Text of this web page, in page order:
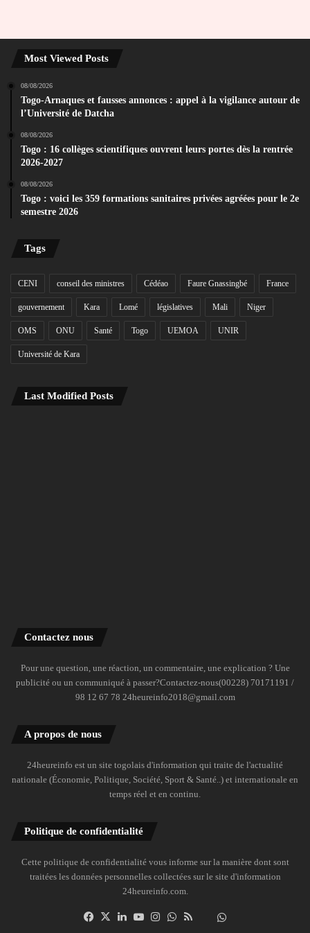
Most Viewed Posts
08/08/2026
Togo-Arnaques et fausses annonces : appel à la vigilance autour de
l’Université de Datcha
08/08/2026
Togo : 16 collèges scientifiques ouvrent leurs portes dès la rentrée
2026-2027
08/08/2026
Togo : voici les 359 formations sanitaires privées agréées pour le 2e
semestre 2026
Tags
CENI conseil des ministres Cédéao Faure Gnassingbé France
gouvernement Kara Lomé législatives Mali Niger
OMS ONU Santé Togo UEMOA UNIR
Université de Kara
Last Modified Posts
Contactez nous
Pour une question, une réaction, un commentaire, une explication ? Une
publicité ou un communiqué à passer?Contactez-nous(00228) 70171191 /
98 12 67 78 24heureinfo2018@gmail.com
A propos de nous
24heureinfo est un site togolais d'information qui traite de l'actualité
nationale (Économie, Politique, Société, Sport & Santé..) et internationale en
temps réel et en continu.
Politique de confidentialité
Cette politique de confidentialité vous informe sur la manière dont sont
traitées les données personnelles collectées sur le site d'information
24heureinfo.com.
Facebook
X LinkedinYouTubeInstagramWhatsAppDailymotion